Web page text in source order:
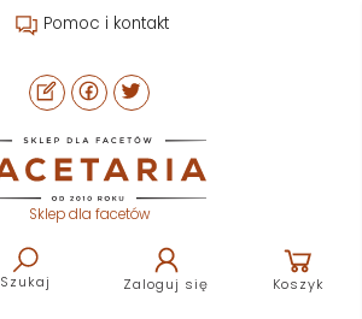
Pomoc i kontakt
Sklep dla facetów
Szukaj Zaloguj się Koszyk